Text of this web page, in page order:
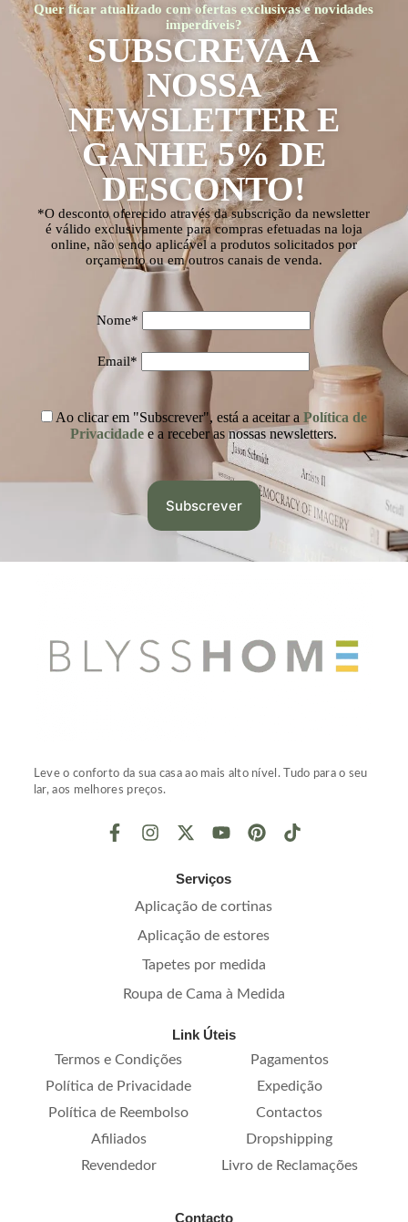
Quer ficar atualizado com ofertas exclusivas e novidades
imperdíveis?
SUBSCREVA A
NOSSA
NEWSLETTER E
GANHE 5% DE
DESCONTO!
*O desconto oferecido através da subscrição da newsletter
é válido exclusivamente para compras efetuadas na loja
online, não sendo aplicável a produtos solicitados por
orçamento ou em outros canais de venda.
Nome*
Email*
Ao clicar em "Subscrever", está a aceitar a Política de
Privacidade e a receber as nossas newsletters.
Leve o conforto da sua casa ao mais alto nível. Tudo para o seu
lar, aos melhores preços.
Serviços
Aplicação de cortinas
Aplicação de estores
Tapetes por medida
Roupa de Cama à Medida
Link Úteis
Termos e Condições
Pagamentos
Política de Privacidade
Expedição
Política de Reembolso
Contactos
Afiliados
Dropshipping
Revendedor
Livro de Reclamações
Contacto